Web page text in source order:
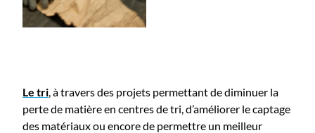
Le tri , à travers des projets permettant de diminuer la
perte de matière en centres de tri, d’améliorer le captage
des matériaux ou encore de permettre un meilleur